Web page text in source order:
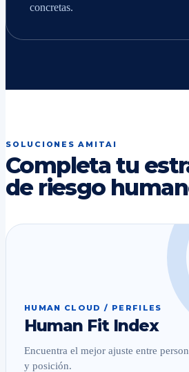
concretas.
SOLUCIONES AMITAI
Completa tu
de riesgo
HUMAN CLOUD / PERFILES
Human Fit Index
Encuentra el mejor ajuste entre
y posición.